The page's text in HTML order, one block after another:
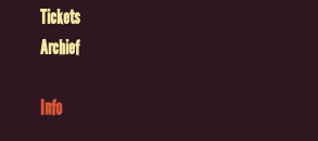
Tickets
Archief
Info